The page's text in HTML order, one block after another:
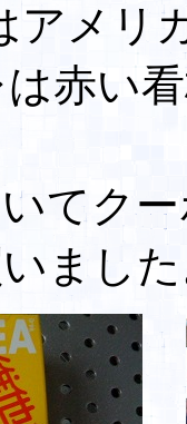
アメリ
赤い
てク
まし